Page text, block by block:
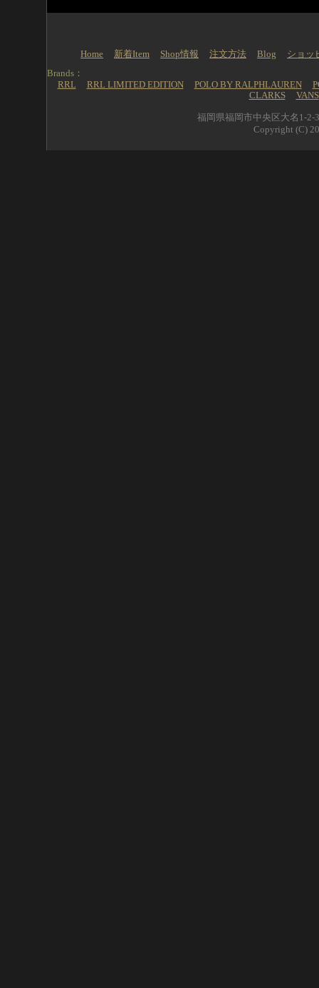
Home 新着Item Shop情報 注文方法 Blog
ショッ
Brands：
RRL
RRL LIMITED EDITION POLO BY RALPHLAUREN
CLARKS
VANS
福岡県福岡市中央区大名1-2-
Copyright (C)